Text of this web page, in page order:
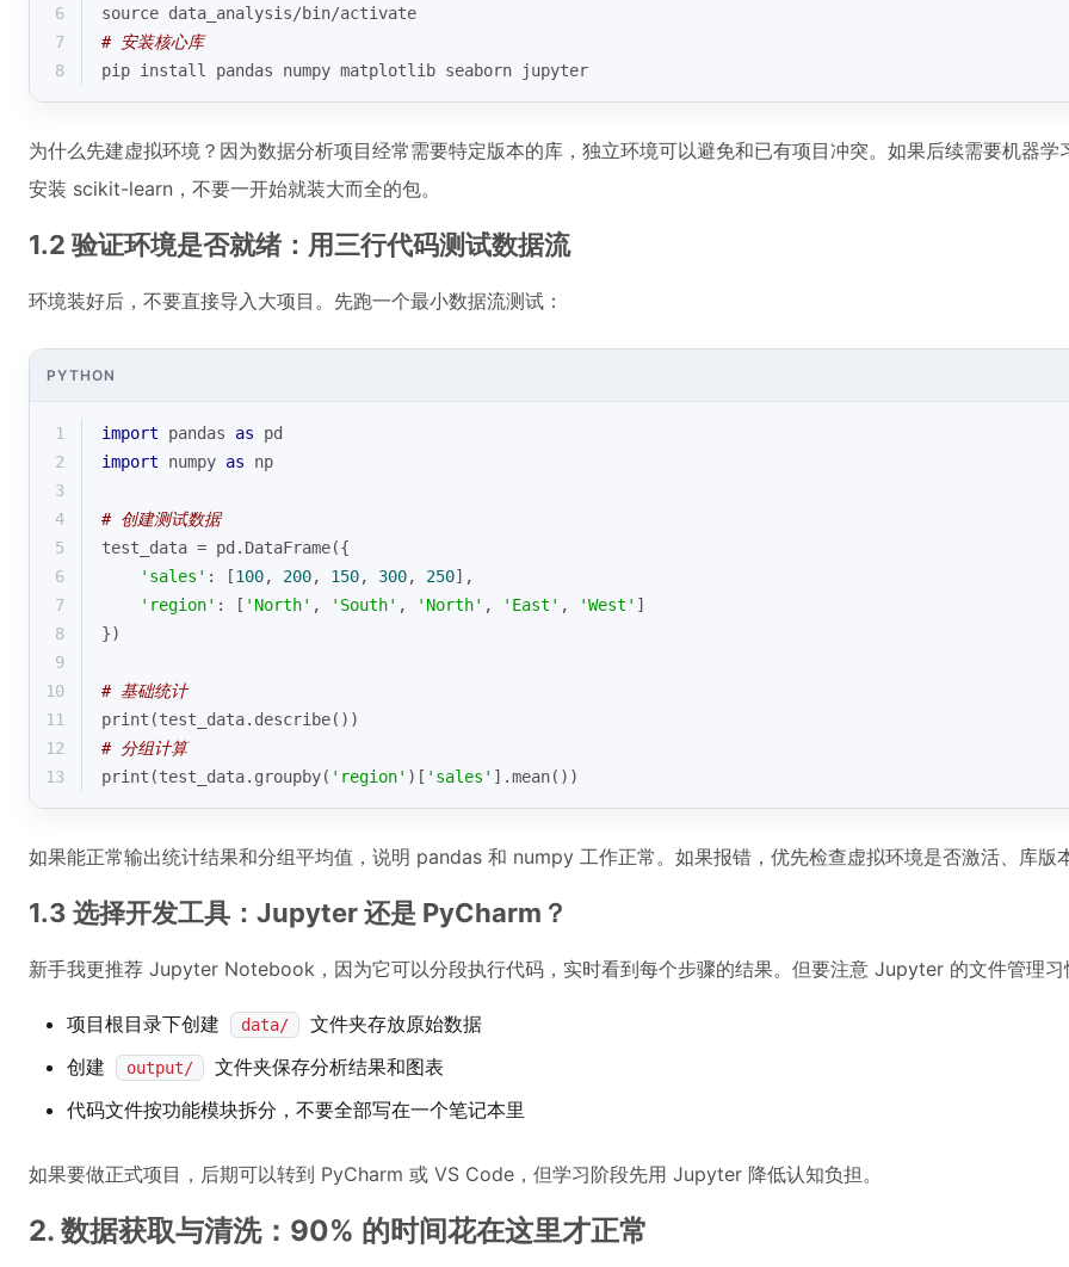
6
source data_analysis/bin/activate
7
# 安装核心库
8
pip install pandas numpy matplotlib seaborn jupyter
为什么先建虚拟环境？因为数据分析项目经常需要特定版本的库，独立环境可以避免和已有项目冲突。如果后续需要机器学
安装 scikit-learn，不要一开始就装大而全的包。
1.2 验证环境是否就绪：用三行代码测试数据流
环境装好后，不要直接导入大项目。先跑一个最小数据流测试：
PYTHON
1 import pandas as pd
2
import numpy as np
3
4
# 创建测试数据
5
test_data = pd.DataFrame({
6
'sales' : [100, 200, 150, 300, 250],
7
'region' : [ 'North' , 'South' , 'North' , 'East' , 'West' ]
8
})
9
10
# 基础统计
11
print (test_data.describe())
12
# 分组计算
13
print (test_data.groupby( 'region' )[ 'sales' ].mean())
如果能正常输出统计结果和分组平均值，说明 pandas 和 numpy 工作正常。如果报错，优先检查虚拟环境是否激活、库版
1.3 选择开发工具：Jupyter 还是 PyCharm？
新手我更推荐 Jupyter Notebook，因为它可以分段执行代码，实时看到每个步骤的结果。但要注意 Jupyter 的文件管理习
项目根目录下创建 data/
文件夹存放原始数据
创建
output/
文件夹保存分析结果和图表
代码文件按功能模块拆分，不要全部写在一个笔记本里
如果要做正式项目，后期可以转到 PyCharm 或 VS Code，但学习阶段先用 Jupyter 降低认知负担。
2. 数据获取与清洗：90% 的时间花在这里才正常